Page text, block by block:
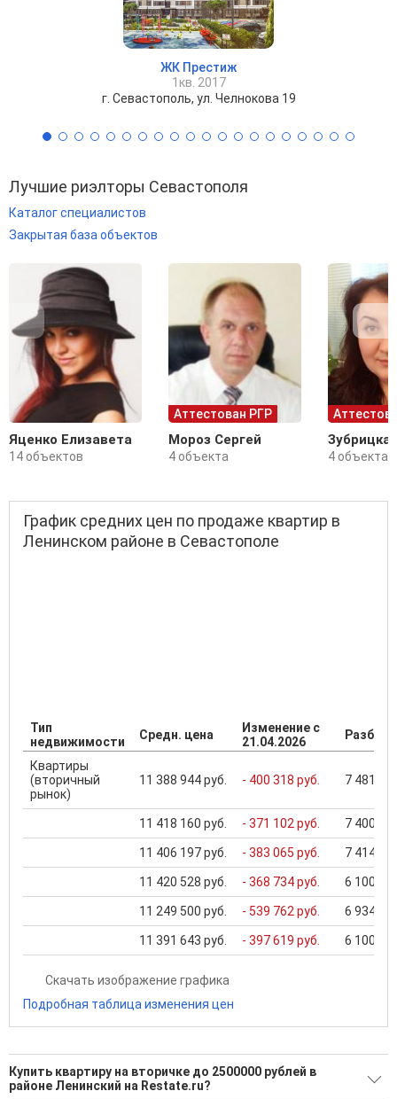
ЖК Престиж
1кв. 2017
г. Севастополь, ул. Челнокова 19
Лучшие риэлторы Севастополя
Каталог специалистов
Закрытая база объектов
Яценко Елизавета
14 объектов
Аттестован РГР
Мороз Сергей
4 объекта 4 объекта
График средних цен по продаже квартир в
Ленинском районе в Севастополе
Тип
недвижимости
Средн. цена
Изменение с
21.04.2026
Квартиры
(вторичный
рынок)
11 388 944 руб. - 400 318 руб. 7 481
11 418 160 руб. - 371 102 руб. 7 400
11 406 197 руб. - 383 065 руб. 7 414
11 420 528 руб. - 368 734 руб. 6 100
11 249 500 руб. - 539 762 руб. 6 934
11 391 643 руб. - 397 619 руб. 6 100
Скачать изображение графика
Подробная таблица изменения цен
Купить квартиру на вторичке до 2500000 рублей в
районе Ленинский на Restate.ru?